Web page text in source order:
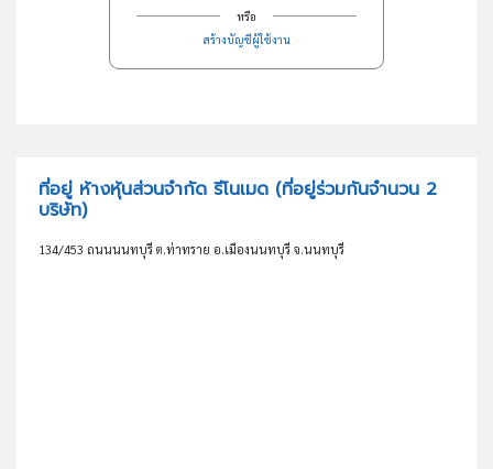
หรือ
สร้างบัญชีผู้ใช้งาน
ที่อยู่ ห้างหุ้นส่วนจำกัด รีโนเมด (ที่อยู่ร่วมกันจำนวน 2
บริษัท)
134/453 ถนนนนทบุรี ต.ท่าทราย อ.เมืองนนทบุรี จ.นนทบุรี